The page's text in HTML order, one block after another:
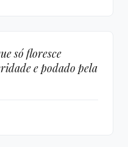
só floresce
e podado pela